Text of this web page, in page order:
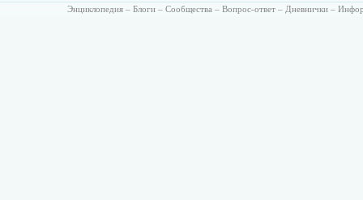
Энциклопедия – Блоги – Сообщества – Вопрос-ответ – Дневнички –